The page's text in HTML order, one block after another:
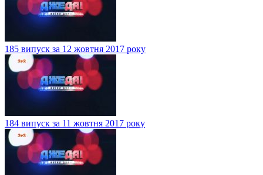
185 випуск за 12 жовтня 2017 року
184 випуск за 11 жовтня 2017 року